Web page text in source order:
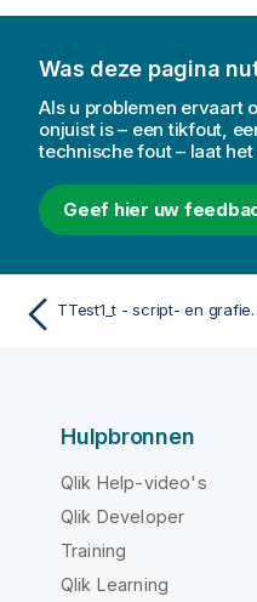
Was deze pagina
Als u problemen ervaart
onjuist is – een tikfout,
technische fout – laat het
Geef hier uw
TTest1_t
Hulpbronnen
Qlik Help-video's
Qlik Developer
Training
Qlik Learning